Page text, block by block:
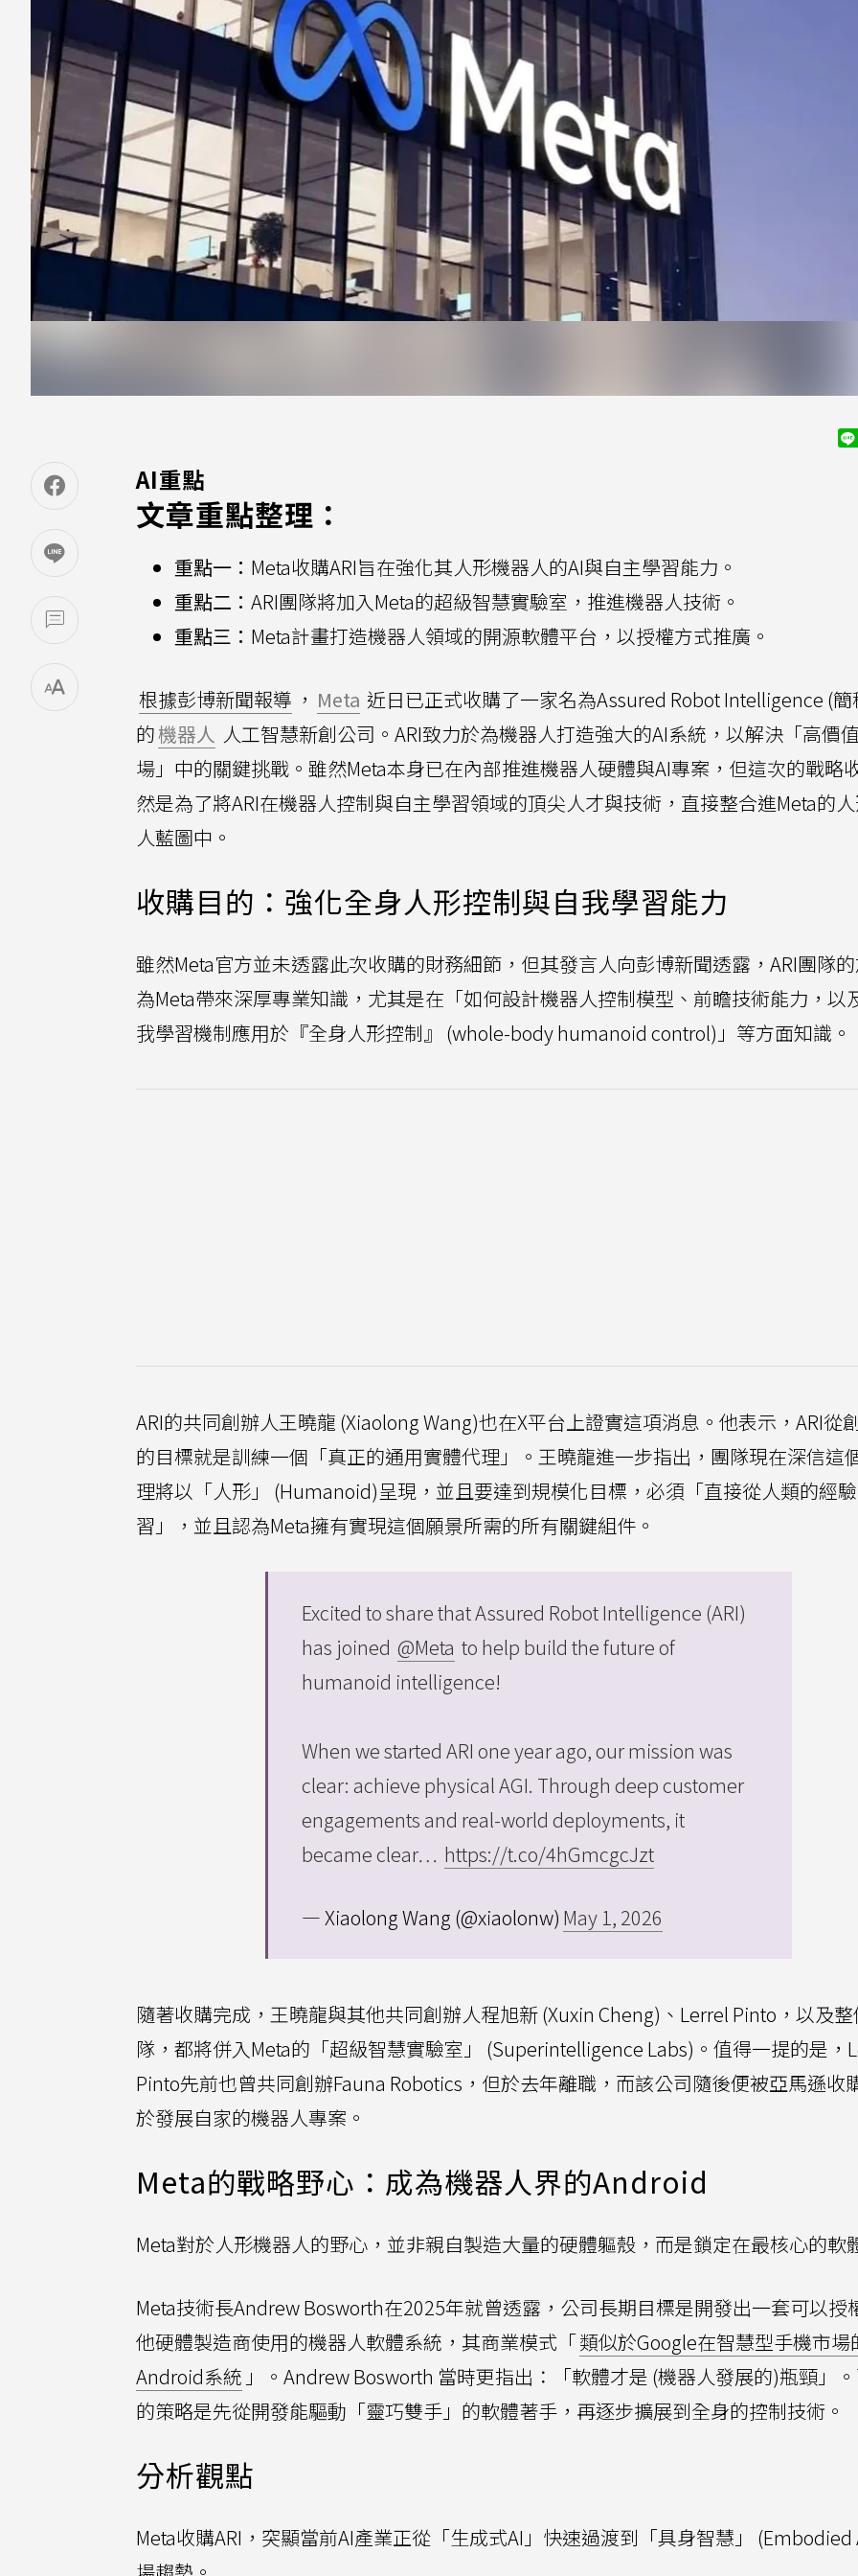
AI重點
文章重點整理：
重點一： Meta收購ARI旨在強化其人形機器人的AI與自主學習能力。
重點二： ARI團隊將加入Meta的超級智慧實驗室，推進機器人技術。
重點三： Meta計畫打造機器人領域的開源軟體平台，以授權方式推廣。
根據彭博新聞報導 ， Meta 近日已正式收購了一家名為Assured Robot Intelligence (簡
的機器人 人工智慧新創公司。ARI致力於為機器人打造強大的AI系統，以解決「高價
場」中的關鍵挑戰。雖然Meta本身已在內部推進機器人硬體與AI專案，但這次的戰略
然是為了將ARI在機器人控制與自主學習領域的頂尖人才與技術，直接整合進Meta的
人藍圖中。
收購目的：強化全身人形控制與自我學習能力
雖然Meta官方並未透露此次收購的財務細節，但其發言人向彭博新聞透露，ARI團隊
為Meta帶來深厚專業知識，尤其是在「如何設計機器人控制模型、前瞻技術能力，以
我學習機制應用於『全身人形控制』 (whole-body humanoid control)」等方面知識。
ARI的共同創辦人王曉龍 (Xiaolong Wang)也在X平台上證實這項消息。他表示，ARI從
的目標就是訓練一個「真正的通用實體代理」。王曉龍進一步指出，團隊現在深信這
理將以「人形」 (Humanoid)呈現，並且要達到規模化目標，必須「直接從人類的經
習」，並且認為Meta擁有實現這個願景所需的所有關鍵組件。
Excited to share that Assured Robot Intelligence (ARI)
has joined @Meta to help build the future of
humanoid intelligence!
When we started ARI one year ago, our mission was
clear: achieve physical AGI. Through deep customer
engagements and real-world deployments, it
became clear… https://t.co/4hGmcgcJzt
— Xiaolong Wang (@xiaolonw) May 1, 2026
隨著收購完成，王曉龍與其他共同創辦人程旭新 (Xuxin Cheng)、Lerrel Pinto，以及整
隊，都將併入Meta的「超級智慧實驗室」 (Superintelligence Labs)。值得一提的是，
Pinto先前也曾共同創辦Fauna Robotics，但於去年離職，而該公司隨後便被亞馬遜收
於發展自家的機器人專案。
Meta的戰略野心：成為機器人界的Android
Meta對於人形機器人的野心，並非親自製造大量的硬體軀殼，而是鎖定在最核心的軟
Meta技術長Andrew Bosworth在2025年就曾透露，公司長期目標是開發出一套可以授
他硬體製造商使用的機器人軟體系統，其商業模式「類似於Google在智慧型手機市場
Android系統 」。Andrew Bosworth 當時更指出：「軟體才是 (機器人發展的)瓶頸」
的策略是先從開發能驅動「靈巧雙手」的軟體著手，再逐步擴展到全身的控制技術。
分析觀點
Meta收購ARI，突顯當前AI產業正從「生成式AI」快速過渡到「具身智慧」 (Embodied